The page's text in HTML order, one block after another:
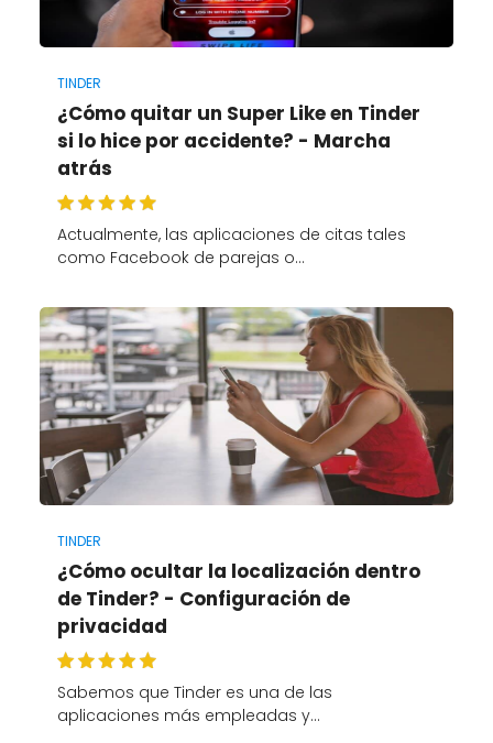
TINDER
¿Cómo quitar un Super Like en Tinder
si lo hice por accidente? - Marcha
atrás
Actualmente, las aplicaciones de citas tales
como Facebook de parejas o…
TINDER
¿Cómo ocultar la localización dentro
de Tinder? - Configuración de
privacidad
Sabemos que Tinder es una de las
aplicaciones más empleadas y…